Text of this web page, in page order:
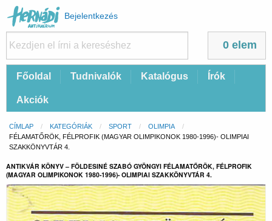
Felhasználói
fiók
menüje
Bejelentkezés
0 elem
FőFőoldal Tudnivalók Katalógus Írók
Akciók
Morzsa
CÍMLAP KATEGÓRIÁK SPORT
OLIMPIA
CURRENT:
FÉLAMATŐRÖK, FÉLPROFIK (MAGYAR OLIMPIKONOK 1980-1996)- OLIMPIAI
SZAKKÖNYVTÁR 4.
ANTIKVÁR KÖNYV – FÖLDESINÉ SZABÓ GYÖNGYI FÉLAMATŐRÖK, FÉLPROFIK
(MAGYAR OLIMPIKONOK 1980-1996)- OLIMPIAI SZAKKÖNYVTÁR 4.